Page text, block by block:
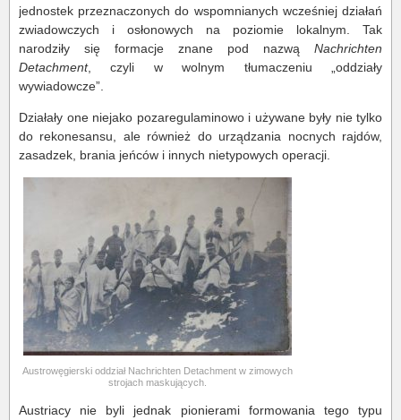
jednostek przeznaczonych do wspomnianych wcześniej działań
zwiadowczych i osłonowych na poziomie lokalnym. Tak
narodziły się formacje znane pod nazwą Nachrichten
Detachment, czyli w wolnym tłumaczeniu „oddziały
wywiadowcze”.
Działały one niejako pozaregulaminowo i używane były nie tylko
do rekonesansu, ale również do urządzania nocnych rajdów,
zasadzek, brania jeńców i innych nietypowych operacji.
Austrowęgierski oddział Nachrichten Detachment w zimowych
strojach maskujących.
Austriacy nie byli jednak pionierami formowania tego typu